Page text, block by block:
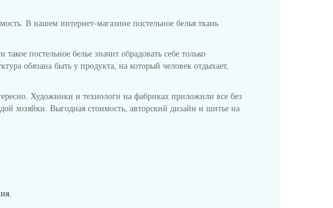
В нашем интернет-магазине постельное белья ткань
постельное белье значит обрадовать себе только
обязана быть у продукта, на который человек отдыхает,
Художники и технологи на фабриках приложили все без
хозяйки. Выгодная стоимость, авторский дизайн и шитье на